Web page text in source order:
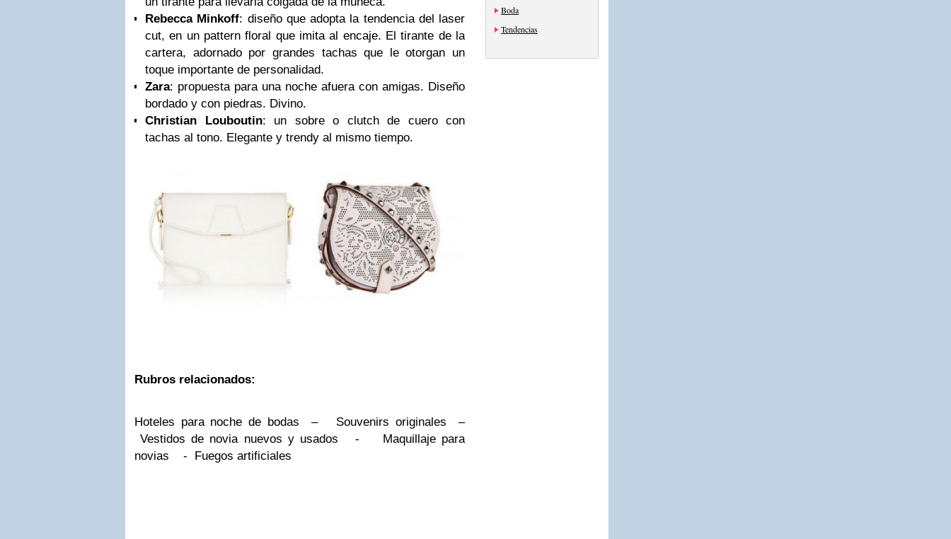
Rebecca Minkoff: diseño que adopta la tendencia del laser
cut, en un pattern floral que imita al encaje. El tirante de la
cartera, adornado por grandes tachas que le otorgan un
toque importante de personalidad.
Zara: propuesta para una noche afuera con amigas. Diseño
bordado y con piedras. Divino.
Christian Louboutin: un sobre o clutch de cuero con
tachas al tono. Elegante y trendy al mismo tiempo.
Rubros relacionados:
Hoteles para noche de bodas – Souvenirs originales –
Vestidos de novia nuevos y usados - Maquillaje para
novias - Fuegos artificiales
Boda
Tendencias